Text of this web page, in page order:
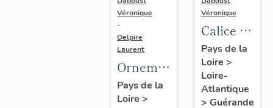
Véronique
-
Delpire
Laurent
Ornement
rouge n°
16 :
Pays de la
Loire >
Véronique
Calice n°
7
Pays de la
Loire >
Loire-
Atlantique
> Guérande